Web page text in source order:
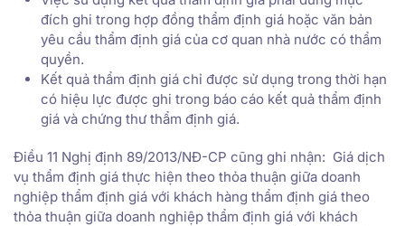
đích ghi trong hợp đồng thẩm định giá hoặc văn bản
yêu cầu thẩm định giá của cơ quan nhà nước có thẩm
quyền.
Kết quả thẩm định giá chỉ được sử dụng trong thời hạn
có hiệu lực được ghi trong báo cáo kết quả thẩm định
giá và chứng thư thẩm định giá.
Điều 11 Nghị định 89/2013/NĐ-CP cũng ghi nhận: Giá dịch
vụ thẩm định giá thực hiện theo thỏa thuận giữa doanh
nghiệp thẩm định giá với khách hàng thẩm định giá theo
thỏa thuận giữa doanh nghiệp thẩm định giá với khách